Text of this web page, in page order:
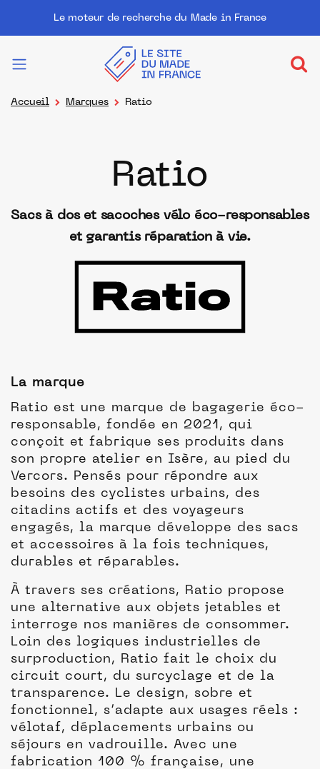
Le moteur de recherche du Made in France
Accueil Marques Ratio
Ratio
Sacs à dos et sacoches vélo éco-responsables
et garantis réparation à vie.
La marque
Ratio est une marque de bagagerie éco-
responsable, fondée en 2021, qui
conçoit et fabrique ses produits dans
son propre atelier en Isère, au pied du
Vercors. Pensés pour répondre aux
besoins des cyclistes urbains, des
citadins actifs et des voyageurs
engagés, la marque développe des sacs
et accessoires à la fois techniques,
durables et réparables.
À travers ses créations, Ratio propose
une alternative aux objets jetables et
interroge nos manières de consommer.
Loin des logiques industrielles de
surproduction, Ratio fait le choix du
circuit court, du surcyclage et de la
transparence. Le design, sobre et
fonctionnel, s’adapte aux usages réels :
vélotaf, déplacements urbains ou
séjours en vadrouille. Avec une
fabrication 100 % française, une